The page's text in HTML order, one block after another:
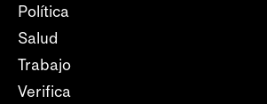
Política
Salud
Trabajo
Verifica